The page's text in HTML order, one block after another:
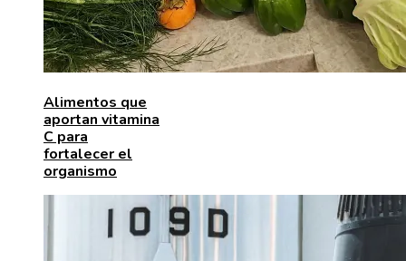
Alimentos que
aportan vitamina
C para
fortalecer el
organismo